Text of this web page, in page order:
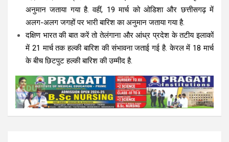
अनुमान जताया गया है. वहीं, 19 मार्च को ओडिशा और छत्तीसगढ़ में
अलग-अलग जगहों पर भारी बारिश का अनुमान जताया गया है.
दक्षिण भारत की बात करें तो तेलंगाना और आंध्र प्रदेश के तटीय इलाकों
में 21 मार्च तक हल्की बारिश की संभावना जताई गई है. केरल में 18 मार्च
के बीच छिटपुट हल्की बारिश की उम्मीद है.